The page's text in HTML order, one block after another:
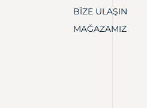
BIZE ULAŞIN
MAĞAZAMIZ